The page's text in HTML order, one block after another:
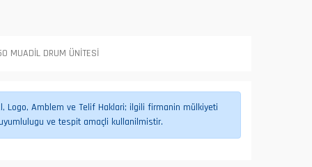
MUADİL DRUM ÜNİTESİ
Logo, Amblem ve Telif Haklari; ilgili firmanin mülkiyeti
ve tespit amaçli kullanilmistir.